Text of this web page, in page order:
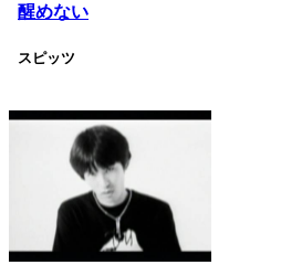
醒めない
スピッツ